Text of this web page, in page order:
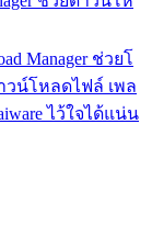
Manager ช่วยโ
วน์โหลดไฟล์ เพล
ไว้ใจได้แน่น